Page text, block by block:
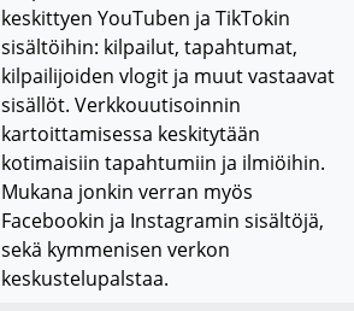
keskittyen YouTuben ja TikTokin
sisältöihin: kilpailut, tapahtumat,
kilpailijoiden vlogit ja muut vastaavat
sisällöt. Verkkouutisoinnin
kartoittamisessa keskitytään
kotimaisiin tapahtumiin ja ilmiöihin.
Mukana jonkin verran myös
Facebookin ja Instagramin sisältöjä,
sekä kymmenisen verkon
keskustelupalstaa.